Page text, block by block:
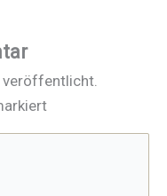
veröffentlicht.